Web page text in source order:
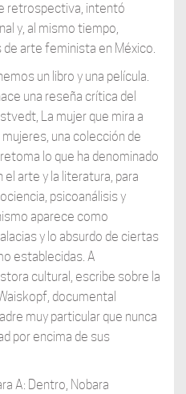
retrospectiva, intentó
y, al mismo tiempo,
arte feminista en México.
un libro y una película.
una reseña crítica del
La mujer que mira a
una colección de
lo que ha denominado
arte y la literatura, para
psicoanálisis y
aparece como
y lo absurdo de ciertas
establecidas. A
cultural, escribe sobre la
documental
muy particular que nunca
por encima de sus
A: Dentro, Nobara